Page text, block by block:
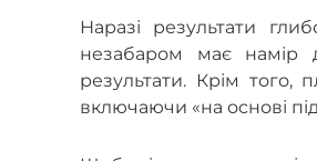
Наразі результати
незабаром має намір
результати. Крім того,
включаючи «на основі